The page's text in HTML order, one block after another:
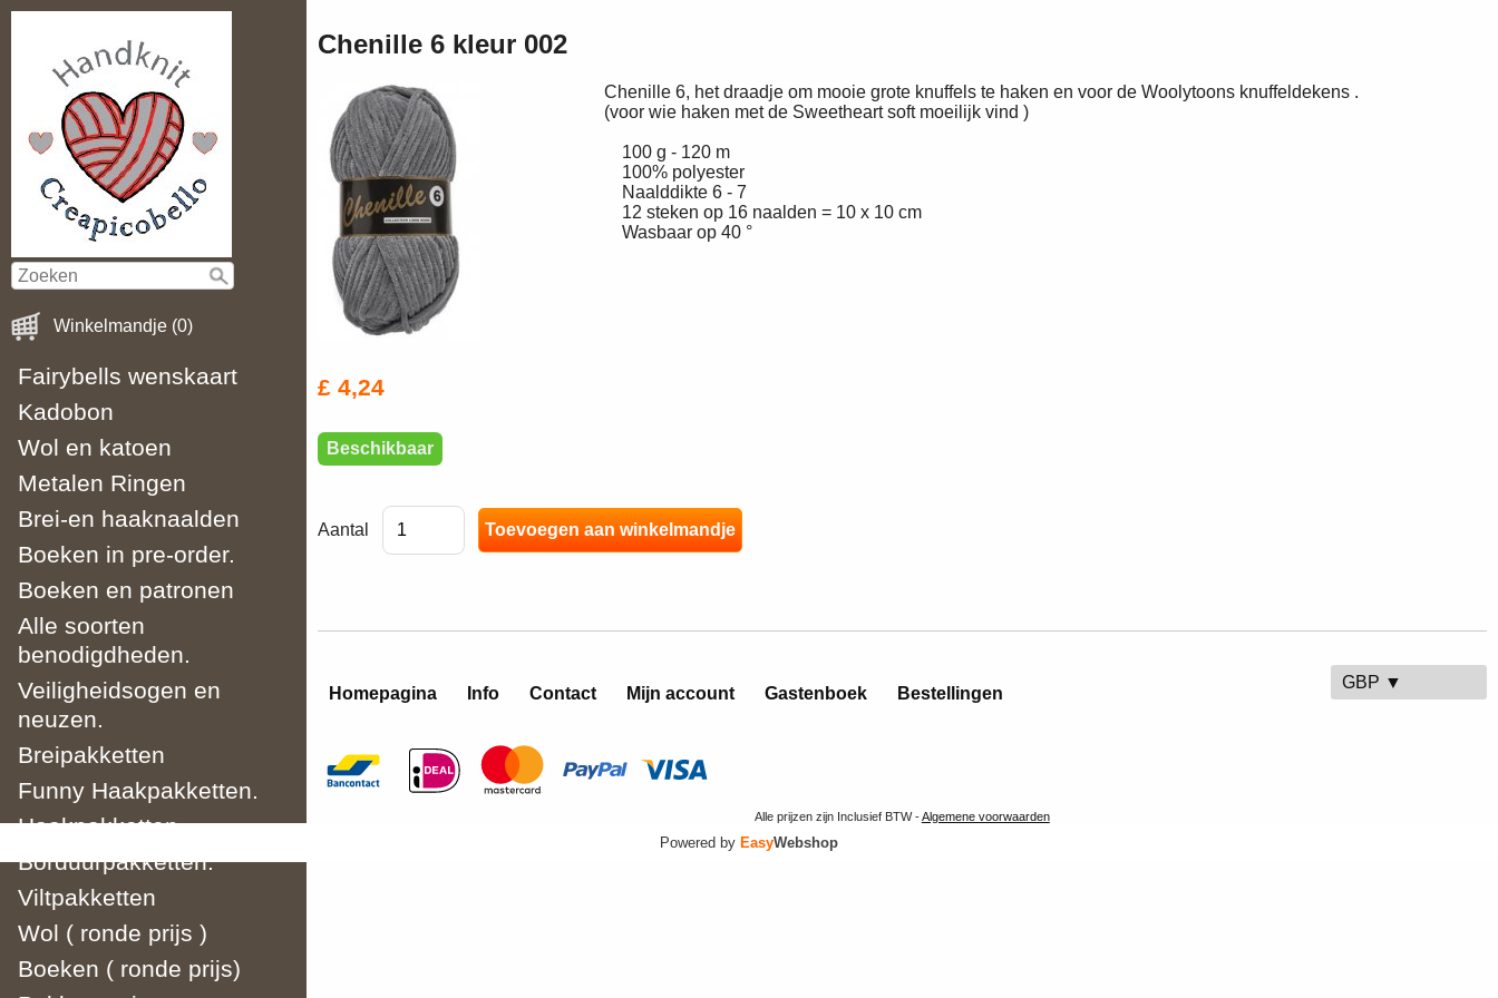
Winkelmandje (0)
Fairybells wenskaart
Kadobon
Wol en katoen
Metalen Ringen
Brei-en haaknaalden
Boeken in pre-order.
Boeken en patronen
Alle soorten
benodigdheden.
Veiligheidsogen en
neuzen.
Breipakketten
Funny Haakpakketten.
Haakpakketten
Borduurpakketten.
Viltpakketten
Wol ( ronde prijs )
Boeken ( ronde prijs)
Chenille 6 kleur 002
Chenille 6, het draadje om mooie grote knuffels te haken en voor de Woolytoons knuffeldekens .
(voor wie haken met de Sweetheart soft moeilijk vind )
100 g - 120 m
100% polyester
Naalddikte 6 - 7
12 steken op 16 naalden = 10 x 10 cm
Wasbaar op 40 °
£ 4,24
Beschikbaar
Aantal
Homepagina Info Contact Mijn account Gastenboek Bestellingen
GBP ▼
Alle prijzen zijn Inclusief BTW -Algemene voorwaarden
Powered by EasyWebshop